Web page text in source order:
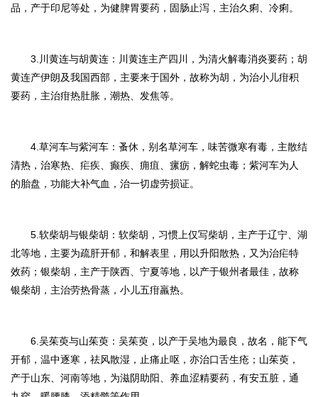
品，产于印尼等处，为健脾胃要药，固肠止泻，主治久痢、冷痢。
3.川黄连与胡黄连： 川黄连主产四川，为清火解毒消炎要药；胡
黄连产伊朗及我国西部，主要来于国外，故称为胡，为治小儿疳积
要药，主治疳热肚胀，潮热、发焦等。
4.草河车与紫河车： 蚤休，别名草河车，味苦微寒有毒，主散结
清热，治寒热、 疟疾、癫疾、痈疽、瘰疬，解蛇虫毒；紫河车为人
的胎盘，功能大补气血，治一切虚劳损证。
5.软柴胡与银柴胡： 软柴胡，习惯上仅写柴胡，主产于辽宁、湖
北等地，主要为疏肝开郁，和解表里，用以升阳散热，又为治疟特
效药；银柴胡，主产于陕西、宁夏等地，以产于银州者最佳，故称
银柴胡，主治劳热骨蒸，小儿五疳羸热。
6.吴茱萸与山茱萸： 吴茱萸，以产于吴地为最良，故名，能下气
开郁，温中逐寒，祛风散湿，止痛止呕，亦治口舌生疮；山茱萸，
产于山东、河南等地，为滋阴助阳、养血涩精要药，有安五脏，通